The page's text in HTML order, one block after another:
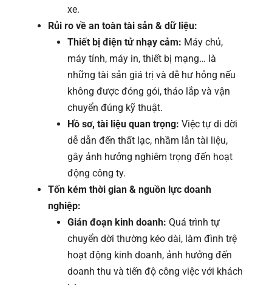
xe.
Rủi ro về an toàn tài sản & dữ liệu:
Thiết bị điện tử nhạy cảm: Máy chủ,
máy tính, máy in, thiết bị mạng… là
những tài sản giá trị và dễ hư hỏng nếu
không được đóng gói, tháo lắp và vận
chuyển đúng kỹ thuật.
Hồ sơ, tài liệu quan trọng: Việc tự di dời
dễ dẫn đến thất lạc, nhầm lẫn tài liệu,
gây ảnh hưởng nghiêm trọng đến hoạt
động công ty.
Tốn kém thời gian & nguồn lực doanh
nghiệp:
Gián đoạn kinh doanh: Quá trình tự
chuyển dời thường kéo dài, làm đình trệ
hoạt động kinh doanh, ảnh hưởng đến
doanh thu và tiến độ công việc với khách